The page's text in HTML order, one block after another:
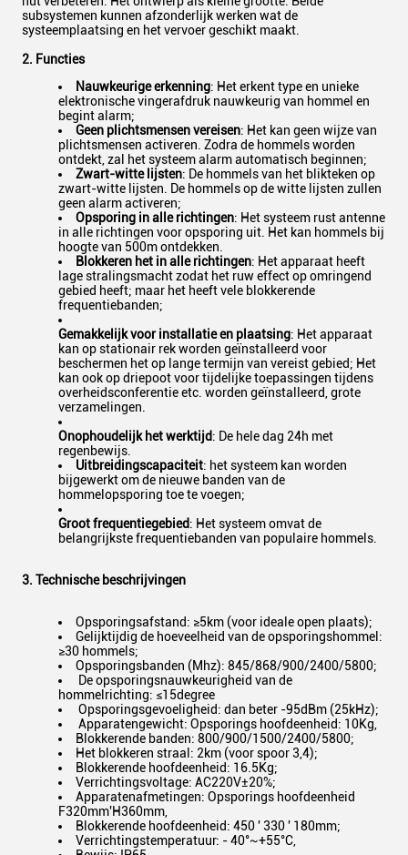
subsystemen kunnen afzonderlijk werken wat de
systeemplaatsing en het vervoer geschikt maakt.
2. Functies
Nauwkeurige erkenning: Het erkent type en unieke
elektronische vingerafdruk nauwkeurig van hommel en
begint alarm;
Geen plichtsmensen vereisen: Het kan geen wijze van
plichtsmensen activeren. Zodra de hommels worden
ontdekt, zal het systeem alarm automatisch beginnen;
Zwart-witte lijsten: De hommels van het blikteken op
zwart-witte lijsten. De hommels op de witte lijsten zullen
geen alarm activeren;
Opsporing in alle richtingen: Het systeem rust antenne
in alle richtingen voor opsporing uit. Het kan hommels bij
hoogte van 500m ontdekken.
Blokkeren het in alle richtingen: Het apparaat heeft
lage stralingsmacht zodat het ruw effect op omringend
gebied heeft; maar het heeft vele blokkerende
frequentiebanden;
Gemakkelijk voor installatie en plaatsing: Het apparaat
kan op stationair rek worden geïnstalleerd voor
beschermen het op lange termijn van vereist gebied; Het
kan ook op driepoot voor tijdelijke toepassingen tijdens
overheidsconferentie etc. worden geïnstalleerd, grote
verzamelingen.
Onophoudelijk het werktijd: De hele dag 24h met
regenbewijs.
Uitbreidingscapaciteit: het systeem kan worden
bijgewerkt om de nieuwe banden van de
hommelopsporing toe te voegen;
Groot frequentiegebied: Het systeem omvat de
belangrijkste frequentiebanden van populaire hommels.
3. Technische beschrijvingen
Opsporingsafstand: ≥5km (voor ideale open plaats);
Gelijktijdig de hoeveelheid van de opsporingshommel:
≥30 hommels;
Opsporingsbanden (Mhz): 845/868/900/2400/5800;
De opsporingsnauwkeurigheid van de
hommelrichting: ≤15degree
Opsporingsgevoeligheid: dan beter -95dBm (25kHz);
Apparatengewicht: Opsporings hoofdeenheid: 10Kg,
Blokkerende banden: 800/900/1500/2400/5800;
Het blokkeren straal: 2km (voor spoor 3,4);
Blokkerende hoofdeenheid: 16.5Kg;
Verrichtingsvoltage: AC220V±20%;
Apparatenafmetingen: Opsporings hoofdeenheid
F320mm'H360mm,
Blokkerende hoofdeenheid: 450 ' 330 ' 180mm;
Verrichtingstemperatuur: - 40°~+55°C,